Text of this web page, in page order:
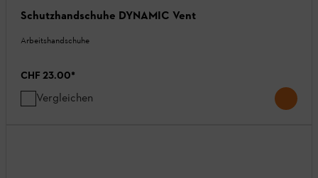
Schutzhandschuhe DYNAMIC Vent
Arbeitshandschuhe
CHF 23.00*
Vergleichen